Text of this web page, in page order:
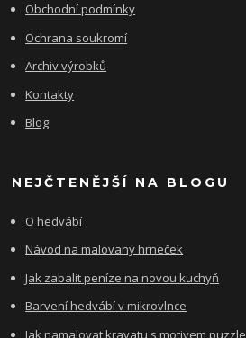
Obchodní podmínky
Ochrana soukromí
Archiv výrobků
Kontakty
Blog
NEJČTENĚJŠÍ NA BLOGU
O hedvábí
Návod na malovaný hrneček
Jak zabalit peníze na novou kuchyň
Barvení hedvábí v mikrovlnce
Jak namalovat kravatu s motivem puzzle